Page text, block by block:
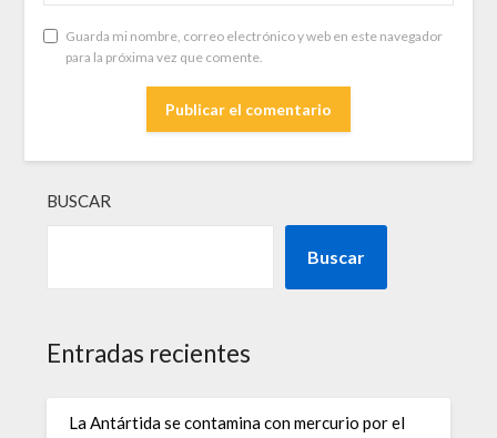
Guarda mi nombre, correo electrónico y web en este navegador
para la próxima vez que comente.
BUSCAR
Buscar
Entradas recientes
La Antártida se contamina con mercurio por el